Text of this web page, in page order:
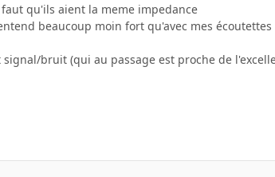
qu'ils aient la meme impedance
beaucoup moin fort qu'avec mes
bruit (qui au passage est proche de